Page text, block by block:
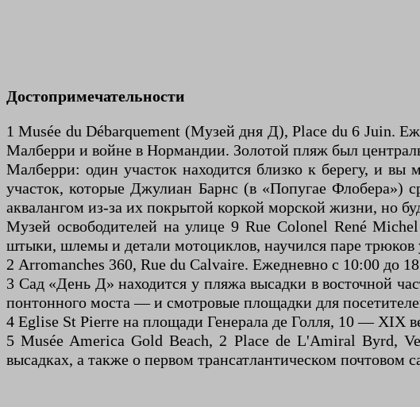
Достопримечательности
1 Musée du Débarquement (Музей дня Д), Place du 6 Juin.
Малберри и войне в Нормандии. Золотой пляж был
Малберри: один участок находится близко к берегу, и
участок, которые Джулиан Барнс (в «Попугае Флобера»)
аквалангом из-за их покрытой коркой морской жизни, но
Музей освободителей на улице 9 Rue Colonel René
штыки, шлемы и детали мотоциклов, научился паре трюков
2 Arromanches 360, Rue du Calvaire. Ежедневно с 10:00 до
3 Сад «День Д» находится у пляжа высадки в восточной
понтонного моста — и смотровые площадки для
4 Eglise St Pierre на площади Генерала де Голля, 10 — XIX
5 Musée America Gold Beach, 2 Place de L'Amiral Byrd,
высадках, а также о первом трансатлантическом